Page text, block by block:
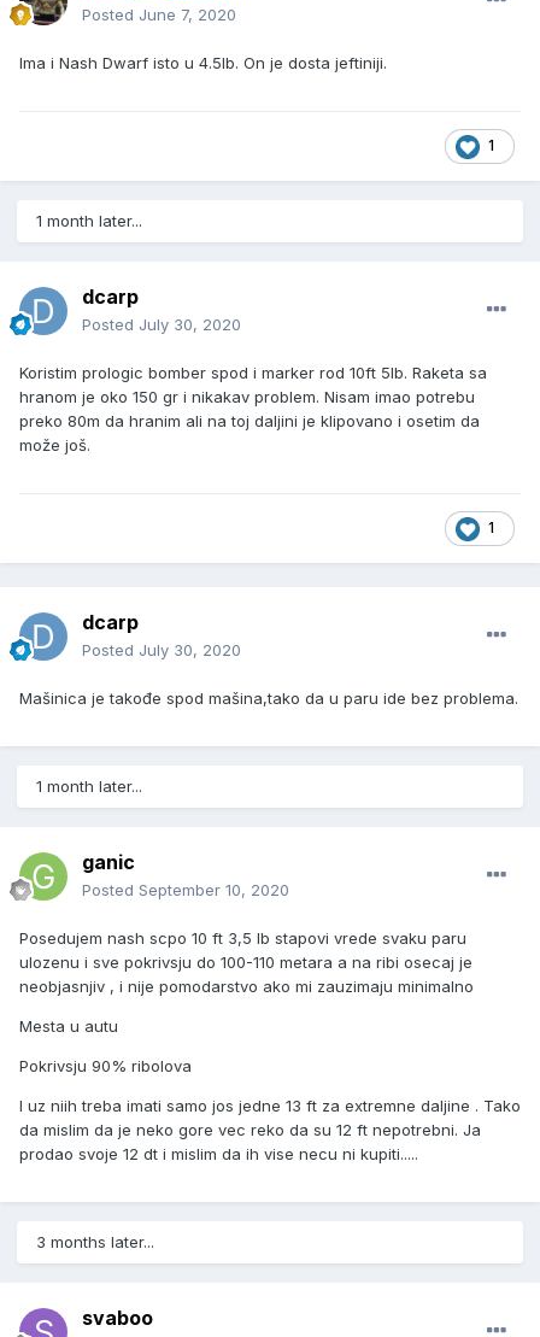
Posted June 7, 2020
Ima i Nash Dwarf isto u 4.5lb. On je dosta jeftiniji.
1
1 month later...
dcarp
Posted July 30, 2020
Koristim prologic bomber spod i marker rod 10ft 5lb. Raketa sa
hranom je oko 150 gr i nikakav problem. Nisam imao potrebu
preko 80m da hranim ali na toj daljini je klipovano i osetim da
može još.
1
dcarp
Posted July 30, 2020
Mašinica je takođe spod mašina,tako da u paru ide bez problema.
1 month later...
ganic
Posted September 10, 2020
Posedujem nash scpo 10 ft 3,5 lb stapovi vrede svaku paru
ulozenu i sve pokrivsju do 100-110 metara a na ribi osecaj je
neobjasnjiv , i nije pomodarstvo ako mi zauzimaju minimalno
Mesta u autu
Pokrivsju 90% ribolova
I uz niih treba imati samo jos jedne 13 ft za extremne daljine . Tako
da mislim da je neko gore vec reko da su 12 ft nepotrebni. Ja
prodao svoje 12 dt i mislim da ih vise necu ni kupiti.....
3 months later...
svaboo